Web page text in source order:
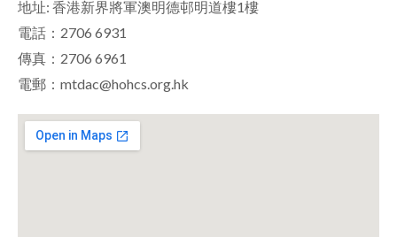
地址: 香港新界將軍澳明德邨明道樓1樓
電話：2706 6931
傳真：2706 6961
電郵：mtdac@hohcs.org.hk